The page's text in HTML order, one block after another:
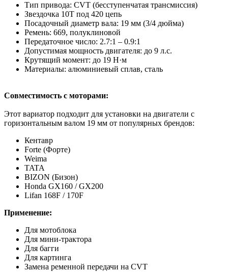
Тип привода: CVT (бесступенчатая трансмиссия)
Звездочка 10T под 420 цепь
Посадочный диаметр вала: 19 мм (3/4 дюйма)
Ремень: 669, полуклиновой
Передаточное число: 2.7:1 – 0.9:1
Допустимая мощность двигателя: до 9 л.с.
Крутящий момент: до 19 Н·м
Материалы: алюминиевый сплав, сталь
Совместимость с моторами:
Этот вариатор подходит для установки на двигатели с
горизонтальным валом 19 мм от популярных брендов:
Кентавр
Forte (Форте)
Weima
TATA
BIZON (Бизон)
Honda GX160 / GX200
Lifan 168F / 170F
Применение:
Для мотоблока
Для мини-трактора
Для багги
Для картинга
Замена ременной передачи на CVT